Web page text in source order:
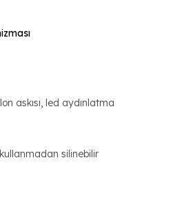
askısı, led aydınlatma
silinebilir